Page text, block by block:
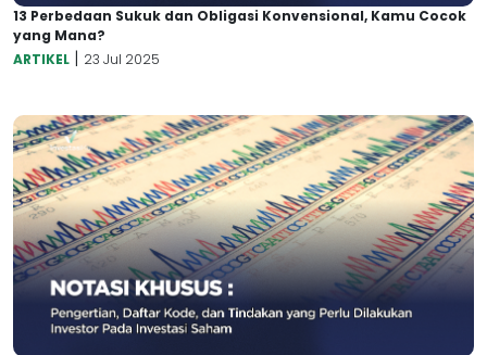
13 Perbedaan Sukuk dan Obligasi Konvensional, Kamu Cocok
yang Mana?
ARTIKEL | 23 Jul 2025